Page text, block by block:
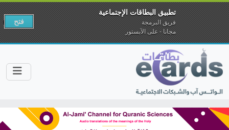
تطبيق البطاقات الإجتماعية
فريق البرمجة
مجانا - على الآبستور
فتح